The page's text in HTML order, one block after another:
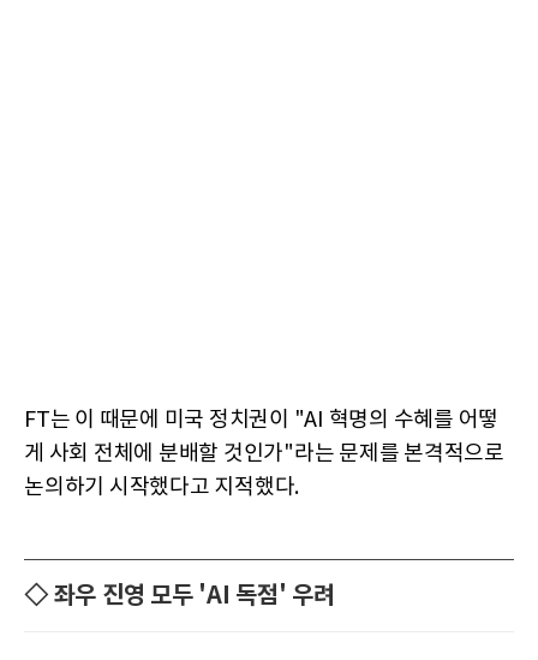
FT는 이 때문에 미국 정치권이 "AI 혁명의 수혜를 어떻
게 사회 전체에 분배할 것인가"라는 문제를 본격적으로
논의하기 시작했다고 지적했다.
◇ 좌우 진영 모두 'AI 독점' 우려